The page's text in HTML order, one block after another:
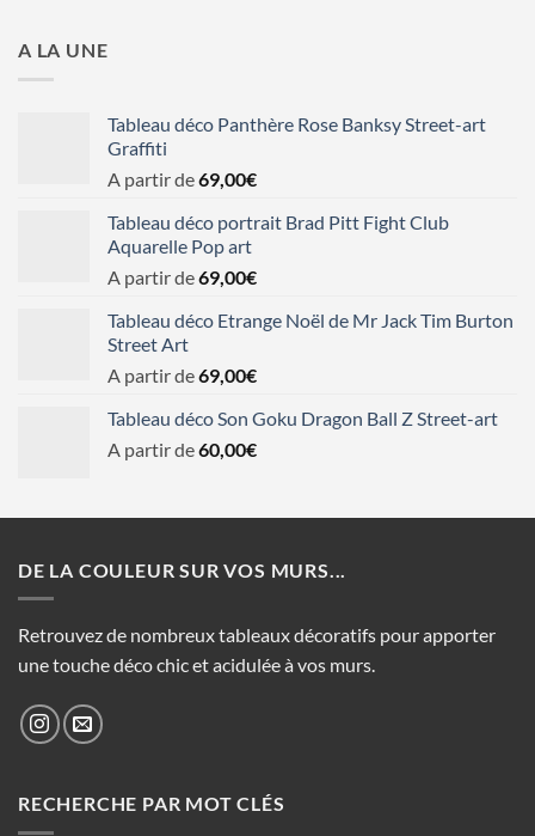
A LA UNE
Tableau déco Panthère Rose Banksy Street-art
Graffiti
A partir de69,00€
Tableau déco portrait Brad Pitt Fight Club
Aquarelle Pop art
A partir de69,00€
Tableau déco Etrange Noël de Mr Jack Tim Burton
Street Art
A partir de69,00€
Tableau déco Son Goku Dragon Ball Z Street-art
A partir de60,00€
DE LA COULEUR SUR VOS MURS...
Retrouvez de nombreux tableaux décoratifs pour apporter
une touche déco chic et acidulée à vos murs.
RECHERCHE PAR MOT CLÉS